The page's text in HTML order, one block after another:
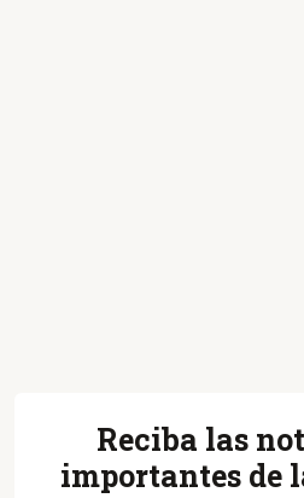
Reciba las
importantes de